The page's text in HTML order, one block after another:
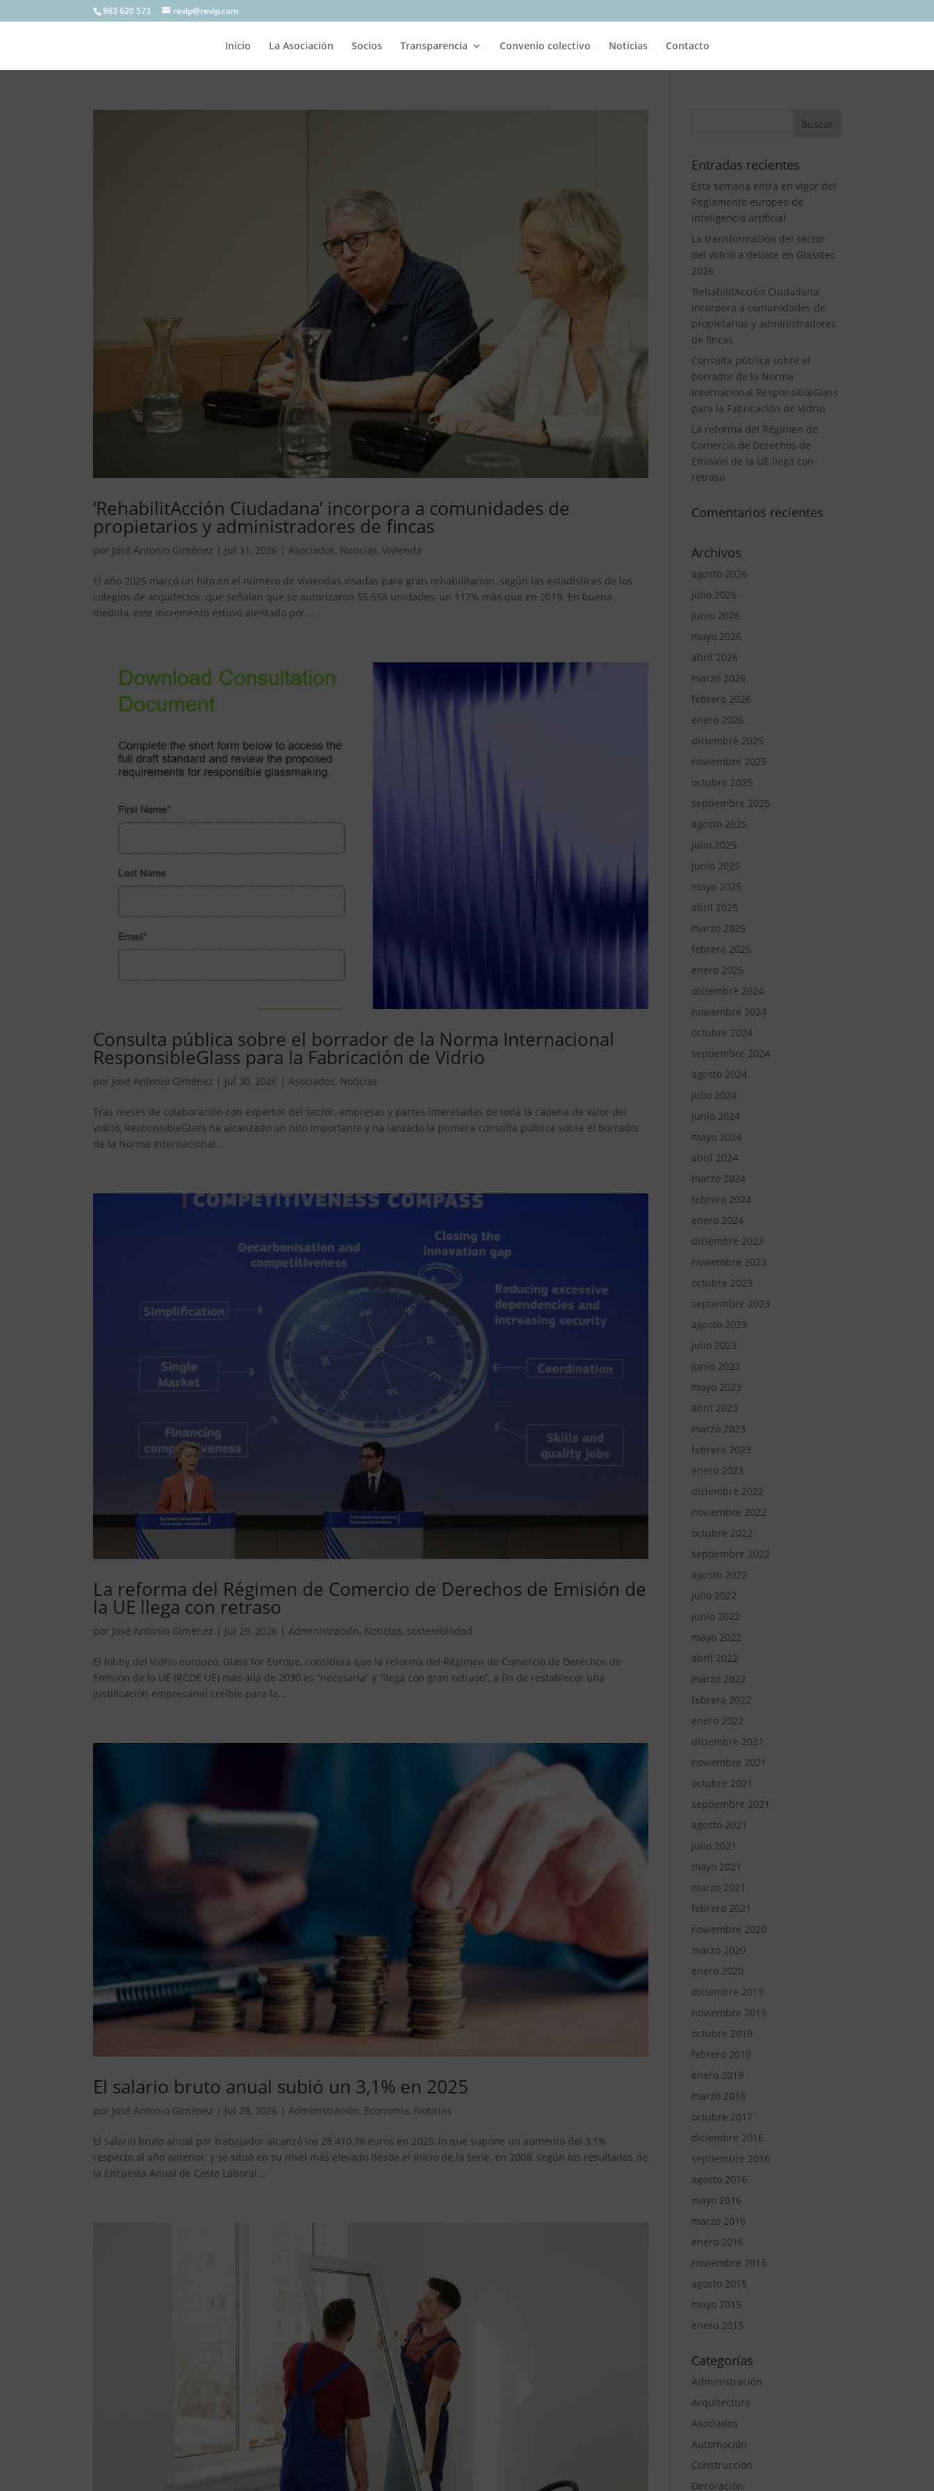
963 620 573 revip@revip.com
Inicio La Asociación Socios Transparencia Convenio colectivo Noticias Contacto
‘RehabilitAcción Ciudadana’ incorpora a comunidades de
propietarios y administradores de fincas
por José Antonio Giménez | Jul 31, 2026 | Asociados, Noticias,Vivienda
El año 2025 marcó un hito en el número de viviendas visadas para gran rehabilitación, según las estadísticas de los
colegios de arquitectos, que señalan que se autorizaron 55.558 unidades, un 117% más que en 2019. En buena
medida, este incremento estuvo alentado por...
Consulta pública sobre el borrador de la Norma Internacional
ResponsibleGlass para la Fabricación de Vidrio
por José Antonio Giménez | Jul 30, 2026 | Asociados, Noticias
Tras meses de colaboración con expertos del sector, empresas y partes interesadas de toda la cadena de valor del
vidrio, ResponsibleGlass ha alcanzado un hito importante y ha lanzado la primera consulta pública sobre el borrador
de la Norma Internacional...
La reforma del Régimen de Comercio de Derechos de Emisión de
la UE llega con retraso
por José Antonio Giménez | Jul 29, 2026 | Administración, Noticias, sostenibilidad
El lobby del vidrio europeo, Glass for Europe, considera que la reforma del Régimen de Comercio de Derechos de
Emisión de la UE (RCDE UE) más allá de 2030 es “necesaria” y “llega con gran retraso”, a fin de restablecer una
justificación empresarial creíble para la...
El salario bruto anual subió un 3,1% en 2025
por José Antonio Giménez | Jul 28, 2026 | Administración, Economía, Noticias
El salario bruto anual por trabajador alcanzó los 28.410,78 euros en 2025, lo que supone un aumento del 3,1%
respecto al año anterior, y se situó en su nivel más elevado desde el inicio de la serie, en 2008, según los resultados de
la Encuesta Anual de Coste Laboral...
Entradas recientes
Esta semana entra en vigor del
Reglamento europeo de
inteligencia artificial
La transformación del sector
del vidrio a debate en Glasstec
2026
‘RehabilitAcción Ciudadana’
incorpora a comunidades de
propietarios y administradores
de fincas
Consulta pública sobre el
borrador de la Norma
Internacional ResponsibleGlass
para la Fabricación de Vidrio
La reforma del Régimen de
Comercio de Derechos de
Emisión de la UE llega con
retraso
Comentarios recientes
Archivos
agosto 2026
julio 2026
junio 2026
mayo 2026
abril 2026
marzo 2026
febrero 2026
enero 2026
diciembre 2025
noviembre 2025
octubre 2025
septiembre 2025
agosto 2025
julio 2025
junio 2025
mayo 2025
abril 2025
marzo 2025
febrero 2025
enero 2025
diciembre 2024
noviembre 2024
octubre 2024
septiembre 2024
agosto 2024
julio 2024
junio 2024
mayo 2024
abril 2024
marzo 2024
febrero 2024
enero 2024
diciembre 2023
noviembre 2023
octubre 2023
septiembre 2023
agosto 2023
julio 2023
junio 2023
mayo 2023
abril 2023
marzo 2023
febrero 2023
enero 2023
diciembre 2022
noviembre 2022
octubre 2022
septiembre 2022
agosto 2022
julio 2022
junio 2022
mayo 2022
abril 2022
marzo 2022
febrero 2022
enero 2022
diciembre 2021
noviembre 2021
octubre 2021
septiembre 2021
agosto 2021
julio 2021
mayo 2021
marzo 2021
febrero 2021
noviembre 2020
marzo 2020
enero 2020
diciembre 2019
noviembre 2019
octubre 2019
febrero 2019
enero 2019
marzo 2018
octubre 2017
diciembre 2016
septiembre 2016
agosto 2016
mayo 2016
marzo 2016
enero 2016
noviembre 2015
agosto 2015
mayo 2015
enero 2015
Categorías
Administración
Arquitectura
Asociados
Automoción
Construcción
Decoración